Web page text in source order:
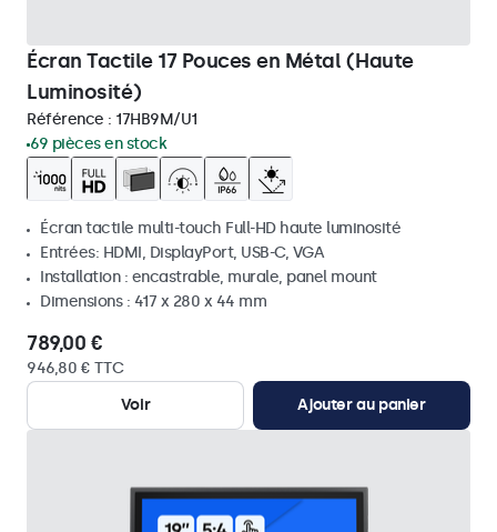
Écran Tactile 17 Pouces en Métal (Haute
Luminosité)
Référence : 17HB9M/U1
69 pièces en stock
Écran tactile multi-touch Full-HD haute luminosité
Entrées: HDMI, DisplayPort, USB-C, VGA
Installation : encastrable, murale, panel mount
Dimensions : 417 x 280 x 44 mm
789,00 €
946,80 € TTC
Voir
Ajouter au panier